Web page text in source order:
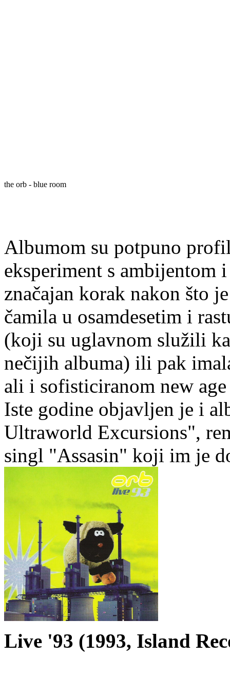
the orb - blue room
Albumom su potpuno
eksperiment s ambijentom
značajan korak nakon što
čamila u osamdesetim i
(koji su uglavnom služili
nečijih albuma) ili pak
ali i sofisticiranom new
Iste godine objavljen je i
Ultraworld Excursions",
singl "Assasin" koji im je
Live '93 (1993, Island